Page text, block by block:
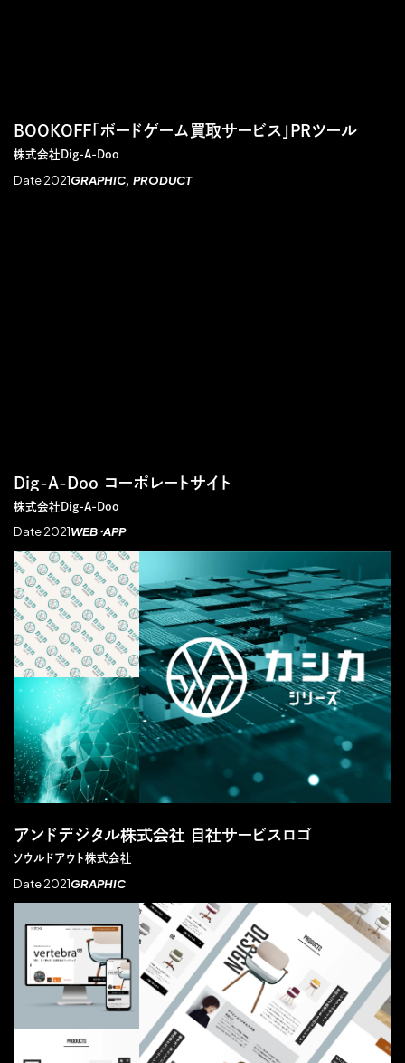
BOOKOFF「ボードゲーム買取サービス」PRツール
株式会社Dig-A-Doo
Date 2021GRAPHIC PRODUCT
Dig-A-Doo コーポレートサイト
株式会社Dig-A-Doo
Date 2021WEB・APP
アンドデジタル株式会社 自社サービスロゴ
ソウルドアウト株式会社
Date 2021GRAPHIC